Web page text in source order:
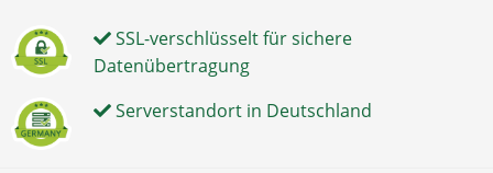
SSL-verschlüsselt für sichere
Datenübertragung
Serverstandort in Deutschland